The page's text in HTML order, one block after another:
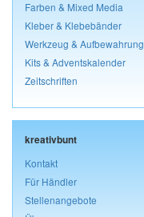
Farben & Mixed Media
Kleber & Klebebänder
Werkzeug & Aufbewahrung
Kits & Adventskalender
Zeitschriften
kreativbunt
Kontakt
Für Händler
Stellenangebote